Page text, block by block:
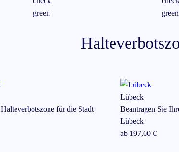
für die Stadt
Lübeck
Beantragen Sie
Lübeck
ab 197,00 €